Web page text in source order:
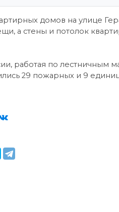
домов на улице
а стены и потолок
работая по лестничным
29 пожарных и 9